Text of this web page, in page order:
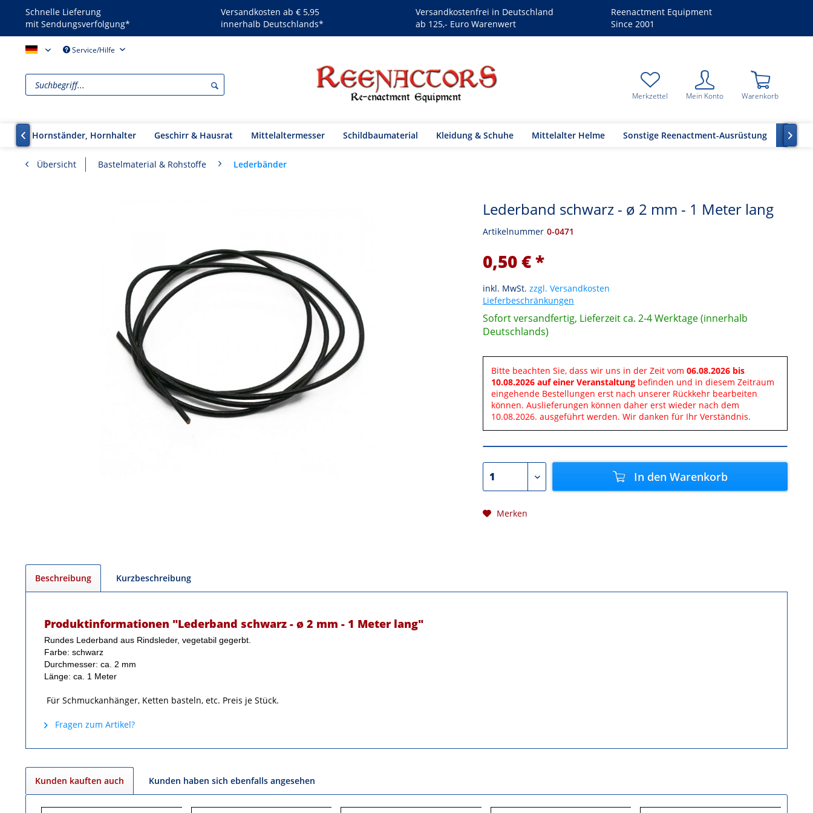
Schnelle Lieferung
mit Sendungsverfolgung*
Versandkosten ab € 5,95
innerhalb Deutschlands*
Versandkostenfrei in Deutschland
ab 125,- Euro Warenwert
Reenactment Equipment
Since 2001
Reenactors - DEService/Hilfe
Merkzettel Mein Konto Warenkorb
Hornständer, Hornhalter Geschirr & Hausrat Mittelaltermesser Schildbaumaterial Kleidung & Schuhe Mittelalter Helme Sonstige Reenactment-Ausrüstung
 
Übersicht Bastelmaterial & Rohstoffe Lederbänder
Lederband schwarz - ø 2 mm - 1 Meter lang
Artikelnummer 0-0471
0,50 € *
inkl. MwSt. zzgl. Versandkosten
Lieferbeschränkungen
Sofort versandfertig, Lieferzeit ca. 2-4 Werktage (innerhalb
Deutschlands)
Bitte beachten Sie, dass wir uns in der Zeit vom 06.08.2026 bis
10.08.2026 auf einer Veranstaltung befinden und in diesem Zeitraum
eingehende Bestellungen erst nach unserer Rückkehr bearbeiten
können. Auslieferungen können daher erst wieder nach dem
10.08.2026. ausgeführt werden. Wir danken für Ihr Verständnis.
In den Warenkorb
Merken
Beschreibung Kurzbeschreibung
Produktinformationen "Lederband schwarz - ø 2 mm - 1 Meter lang"
Rundes Lederband aus Rindsleder, vegetabil gegerbt.
Farbe: schwarz
Durchmesser: ca. 2 mm
Länge: ca. 1 Meter
Für Schmuckanhänger, Ketten basteln, etc. Preis je Stück.
Fragen zum Artikel?
Kunden kauften auch Kunden haben sich ebenfalls angesehen